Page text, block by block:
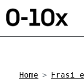
Home Frasi